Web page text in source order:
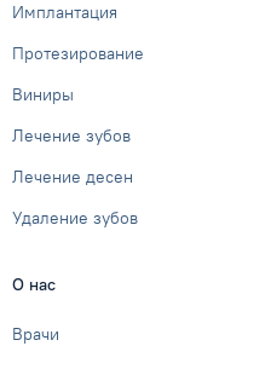
Имплантация
Протезирование
Виниры
Лечение зубов
Лечение десен
Удаление зубов
О нас
Врачи